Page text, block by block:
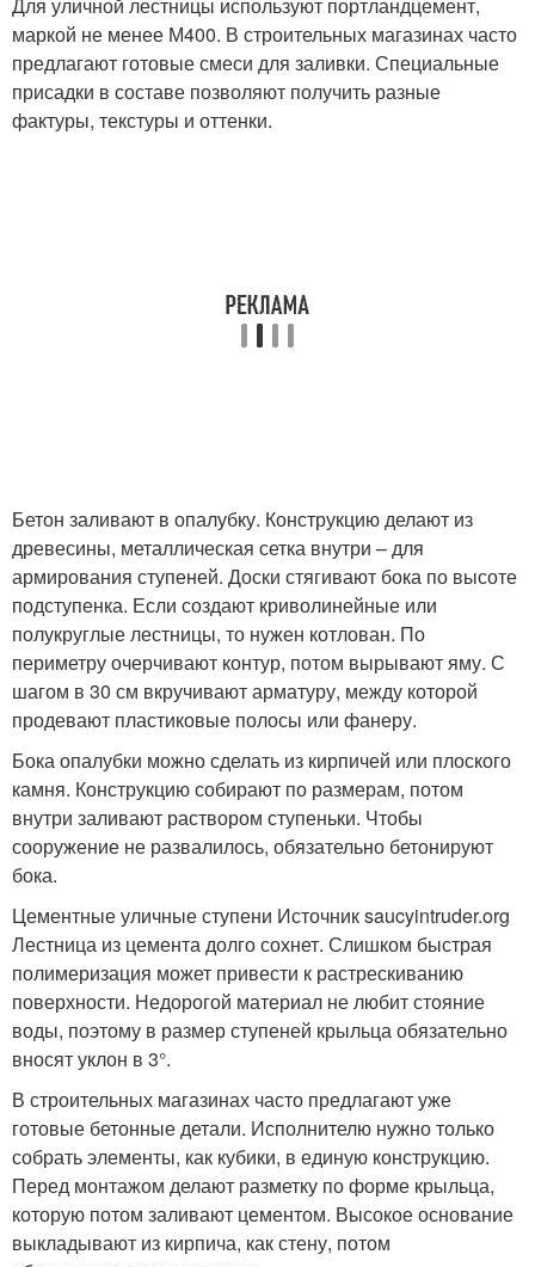
Для уличной лестницы используют портландцемент,
маркой не менее М400. В строительных магазинах часто
предлагают готовые смеси для заливки. Специальные
присадки в составе позволяют получить разные
фактуры, текстуры и оттенки.
Бетон заливают в опалубку. Конструкцию делают из
древесины, металлическая сетка внутри – для
армирования ступеней. Доски стягивают бока по высоте
подступенка. Если создают криволинейные или
полукруглые лестницы, то нужен котлован. По
периметру очерчивают контур, потом вырывают яму. С
шагом в 30 см вкручивают арматуру, между которой
продевают пластиковые полосы или фанеру.
Бока опалубки можно сделать из кирпичей или плоского
камня. Конструкцию собирают по размерам, потом
внутри заливают раствором ступеньки. Чтобы
сооружение не развалилось, обязательно бетонируют
бока.
Цементные уличные ступени Источник saucyintruder.org
Лестница из цемента долго сохнет. Слишком быстрая
полимеризация может привести к растрескиванию
поверхности. Недорогой материал не любит стояние
воды, поэтому в размер ступеней крыльца обязательно
вносят уклон в 3°.
В строительных магазинах часто предлагают уже
готовые бетонные детали. Исполнителю нужно только
собрать элементы, как кубики, в единую конструкцию.
Перед монтажом делают разметку по форме крыльца,
которую потом заливают цементом. Высокое основание
выкладывают из кирпича, как стену, потом